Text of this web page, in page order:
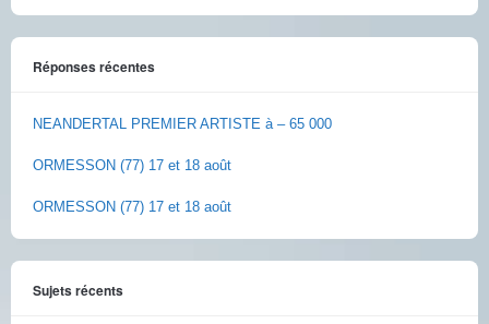
Réponses récentes
NEANDERTAL PREMIER ARTISTE à – 65 000
ORMESSON (77) 17 et 18 août
ORMESSON (77) 17 et 18 août
Sujets récents